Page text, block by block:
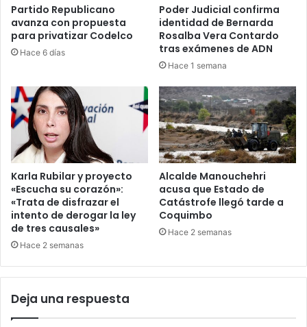
Partido Republicano
avanza con propuesta
para privatizar Codelco
Hace 6 días
Poder Judicial confirma
identidad de Bernarda
Rosalba Vera Contardo
tras exámenes de ADN
Hace 1 semana
Karla Rubilar y proyecto
«Escucha su corazón»:
«Trata de disfrazar el
intento de derogar la ley
de tres causales»
Hace 2 semanas
Alcalde Manouchehri
acusa que Estado de
Catástrofe llegó tarde a
Coquimbo
Hace 2 semanas
Deja una respuesta